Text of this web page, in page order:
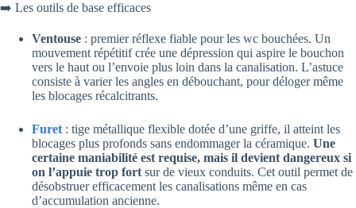
➡️ Les outils de base efficaces
Ventouse : premier réflexe fiable pour les wc bouchées. Un
mouvement répétitif crée une dépression qui aspire le bouchon
vers le haut ou l’envoie plus loin dans la canalisation. L’astuce
consiste à varier les angles en débouchant, pour déloger même
les blocages récalcitrants.
Furet : tige métallique flexible dotée d’une griffe, il atteint les
blocages plus profonds sans endommager la céramique. Une
certaine maniabilité est requise, mais il devient dangereux si
on l’appuie trop fort sur de vieux conduits. Cet outil permet de
désobstruer efficacement les canalisations même en cas
d’accumulation ancienne.